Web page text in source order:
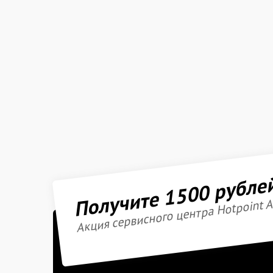
Получите 1500
Акция сервисного центра Hotpoint